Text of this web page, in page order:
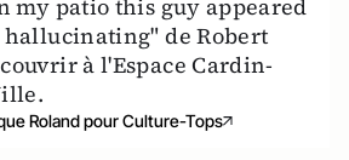
my patio this guy appeared
de Robert
à l'Espace Cardin-
Roland pour Culture-Tops